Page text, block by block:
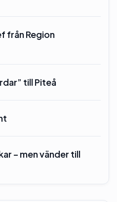
från Region
till Piteå
– men vänder till